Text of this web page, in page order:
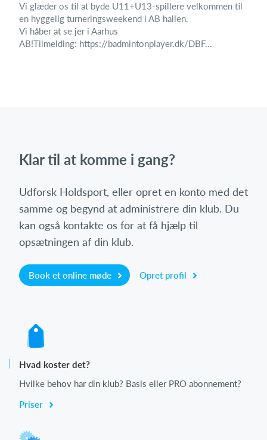
Vi glæder os til at byde U11+U13-spillere velkommen til
en hyggelig turneringsweekend i AB hallen.
Vi håber at se jer i Aarhus
AB!Tilmelding: https://badmintonplayer.dk/DBF...
Klar til at komme i gang?
Udforsk Holdsport, eller opret en konto med det
samme og begynd at administrere din klub. Du
kan også kontakte os for at få hjælp til
opsætningen af din klub.
Book et online møde Opret profil
Hvad koster det?
Hvilke behov har din klub? Basis eller PRO abonnement?
Priser